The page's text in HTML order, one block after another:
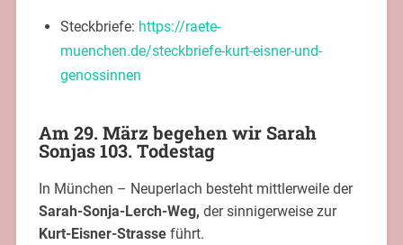
Steckbriefe: https://raete-
muenchen.de/steckbriefe-kurt-eisner-und-
genossinnen
Am 29. März begehen wir Sarah
Sonjas 103. Todestag
In München – Neuperlach besteht mittlerweile der
Sarah-Sonja-Lerch-Weg, der sinnigerweise zur
Kurt-Eisner-Strasseführt.